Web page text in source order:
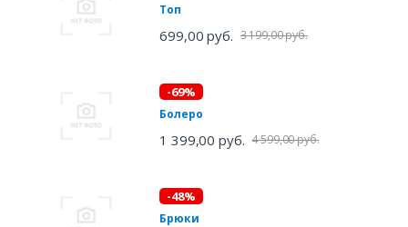
Топ
699,00 руб. 3 199,00 руб.
-69%
Болеро
1 399,00 руб. 4 599,00 руб.
-48%
Брюки